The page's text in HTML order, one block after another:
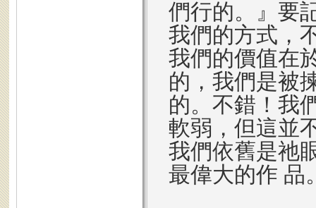
們行的。』要
我們的方式，
我們的價值在
的，我們是被
的。不錯！我
軟弱，但這並
我們依舊是祂
最偉大的作 品